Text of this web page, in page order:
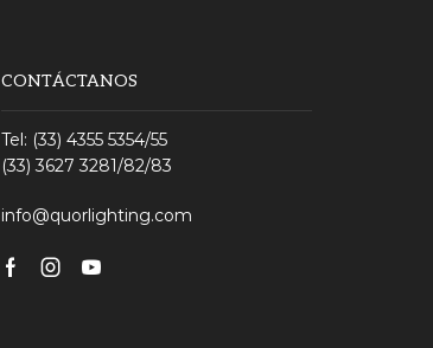
CONTÁCTANOS
Tel: (33) 4355 5354/55
(33) 3627 3281/82/83
info@quorlighting.com
Facebook
Instagram
Youtube